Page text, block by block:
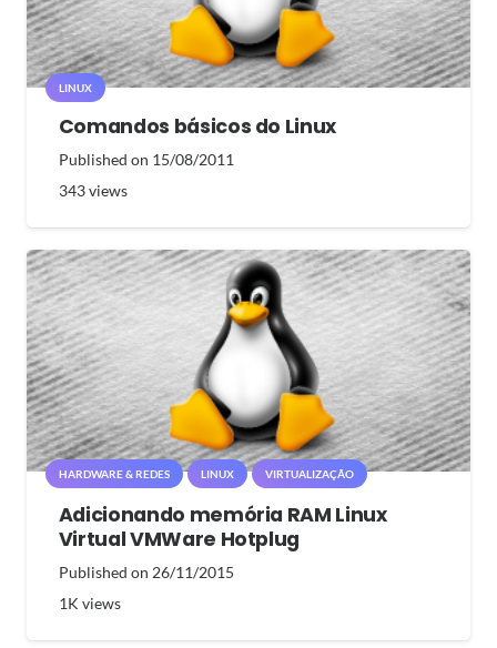
LINUX
Comandos básicos do Linux
Published on 15/08/2011
343views
HARDWARE & REDES LINUX VIRTUALIZAÇÃO
Adicionando memória RAM Linux
Virtual VMWare Hotplug
Published on 26/11/2015
1K views